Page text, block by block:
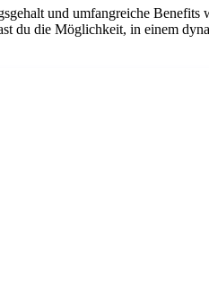
und umfangreiche
die Möglichkeit, in einem